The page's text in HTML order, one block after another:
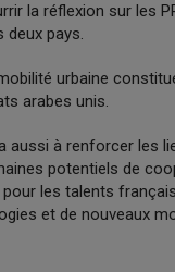
la réflexion sur les
deux pays.
urbaine
arabes unis.
aussi à renforcer les
potentiels de
les talents
et de nouveaux